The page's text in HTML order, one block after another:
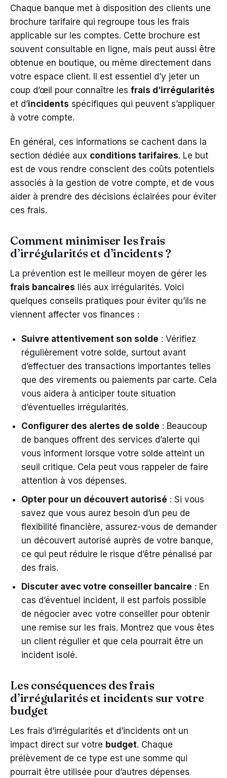
Chaque banque met à disposition des clients une
brochure tarifaire qui regroupe tous les frais
applicable sur les comptes. Cette brochure est
souvent consultable en ligne, mais peut aussi être
obtenue en boutique, ou même directement dans
votre espace client. Il est essentiel d’y jeter un
coup d’œil pour connaître les frais d’irrégularités
et d’incidents spécifiques qui peuvent s’appliquer
à votre compte.
En général, ces informations se cachent dans la
section dédiée aux conditions tarifaires. Le but
est de vous rendre conscient des coûts potentiels
associés à la gestion de votre compte, et de vous
aider à prendre des décisions éclairées pour éviter
ces frais.
Comment minimiser les frais
d’irrégularités et d’incidents ?
La prévention est le meilleur moyen de gérer les
frais bancaires liés aux irrégularités. Voici
quelques conseils pratiques pour éviter qu’ils ne
viennent affecter vos finances :
Suivre attentivement son solde : Vérifiez
régulièrement votre solde, surtout avant
d’effectuer des transactions importantes telles
que des virements ou paiements par carte. Cela
vous aidera à anticiper toute situation
d’éventuelles irrégularités.
Configurer des alertes de solde : Beaucoup
de banques offrent des services d’alerte qui
vous informent lorsque votre solde atteint un
seuil critique. Cela peut vous rappeler de faire
attention à vos dépenses.
Opter pour un découvert autorisé : Si vous
savez que vous aurez besoin d’un peu de
flexibilité financière, assurez-vous de demander
un découvert autorisé auprès de votre banque,
ce qui peut réduire le risque d’être pénalisé par
des frais.
Discuter avec votre conseiller bancaire : En
cas d’éventuel incident, il est parfois possible
de négocier avec votre conseiller pour obtenir
une remise sur les frais. Montrez que vous êtes
un client régulier et que cela pourrait être un
incident isolé.
Les conséquences des frais
d’irrégularités et incidents sur votre
budget
Les frais d’irrégularités et d’incidents ont un
impact direct sur votre budget. Chaque
prélèvement de ce type est une somme qui
pourrait être utilisée pour d’autres dépenses